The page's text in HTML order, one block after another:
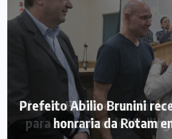
Alencar Farina é
para ser o vice de
Prefeito Abilio Brunini
honraria da Rotam